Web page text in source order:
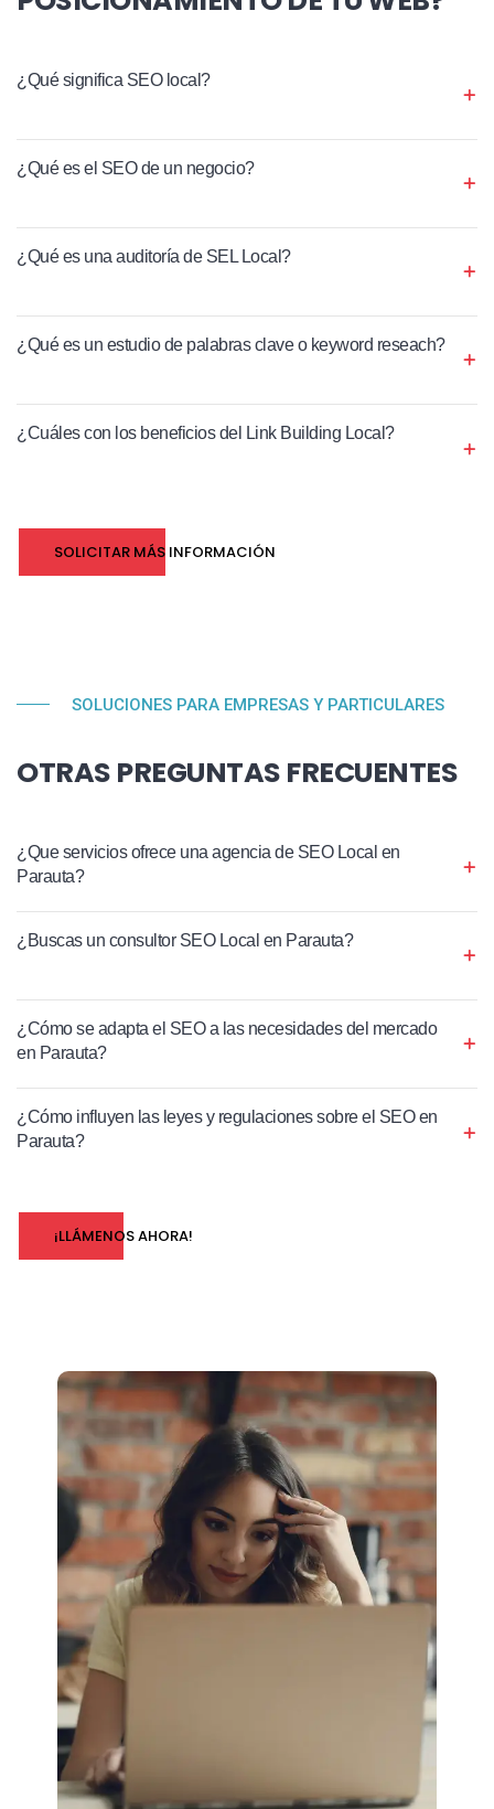
¿Qué significa SEO local?
¿Qué es el SEO de un negocio?
¿Qué es una auditoría de SEL Local?
¿Qué es un estudio de palabras clave o keyword reseach?
¿Cuáles con los beneficios del Link Building Local?
SOLICITAR MÁS INFORMACIÓN
SOLUCIONES PARA EMPRESAS Y PARTICULARES
OTRAS PREGUNTAS FRECUENTES
¿Que servicios ofrece una agencia de SEO Local en
Parauta?
¿Buscas un consultor SEO Local en Parauta?
¿Cómo se adapta el SEO a las necesidades del mercado
en Parauta?
¿Cómo influyen las leyes y regulaciones sobre el SEO en
Parauta?
¡LLÁMENOS AHORA!